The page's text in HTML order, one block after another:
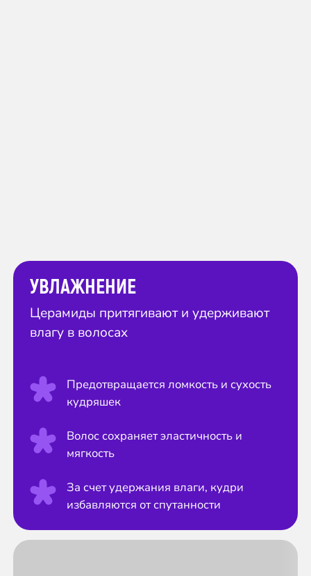
УВЛАЖНЕНИЕ
Церамиды притягивают и удерживают
влагу в волосах
Предотвращается ломкость и сухость
кудряшек
Волос сохраняет эластичность и
мягкость
За счет удержания влаги, кудри
избавляются от спутанности